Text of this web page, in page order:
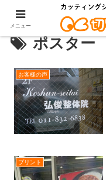
ポスター
お客様の声
プリント
メニュー